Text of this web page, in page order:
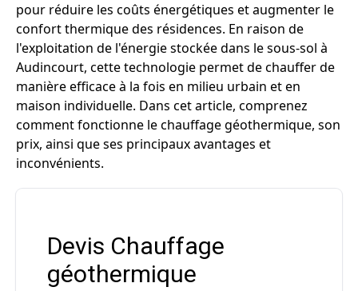
pour réduire les coûts énergétiques et augmenter le
confort thermique des résidences. En raison de
l'exploitation de l'énergie stockée dans le sous-sol à
Audincourt, cette technologie permet de chauffer de
manière efficace à la fois en milieu urbain et en
maison individuelle. Dans cet article, comprenez
comment fonctionne le chauffage géothermique, son
prix, ainsi que ses principaux avantages et
inconvénients.
Devis Chauffage
géothermique